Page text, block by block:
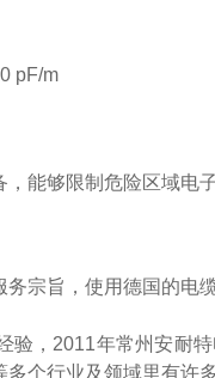
pF/m
能够限制危险区域电
宗旨，使用德国的电
验， 2011年常州安耐
个行业及领域里有许